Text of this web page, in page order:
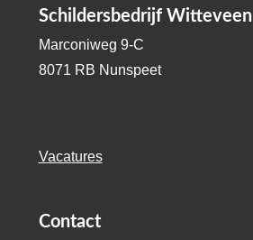
Schildersbedrijf Witteveen
Marconiweg 9-C
8071 RB Nunspeet
Vacatures
Contact